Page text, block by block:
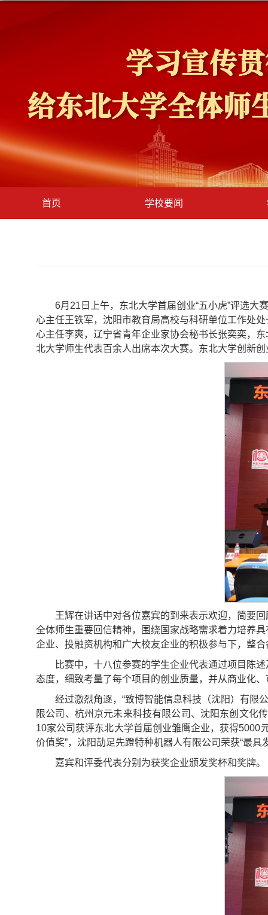
首页 学校要闻
6月21日上午，东北大学首届创业“五小虎”评选
心主任王铁军，沈阳市教育局高校与科研单位工作处
心主任李爽，辽宁省青年企业家协会秘书长张奕奕，
北大学师生代表百余人出席本次大赛。东北大学创新
王辉在讲话中对各位嘉宾的到来表示欢迎，简要
全体师生重要回信精神，围绕国家战略需求着力培养
企业、投融资机构和广大校友企业的积极参与下，整
比赛中，十八位参赛的学生企业代表通过项目陈
态度，细致考量了每个项目的创业质量，并从商业化
经过激烈角逐，“致博智能信息科技（沈阳）有限
限公司、杭州京元未来科技有限公司、沈阳东创文化
10家公司获评东北大学首届创业雏鹰企业，获得5000
价值奖”，沈阳劼足先蹬特种机器人有限公司荣获“最具
嘉宾和评委代表分别为获奖企业颁发奖杯和奖牌。